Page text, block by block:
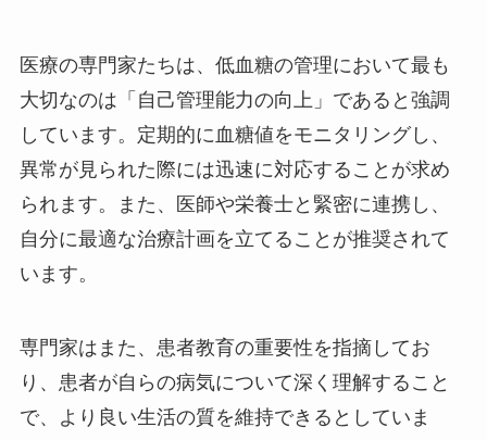
医療の専門家たちは、低血糖の管理において最も
大切なのは「自己管理能力の向上」であると強調
しています。定期的に血糖値をモニタリングし、
異常が見られた際には迅速に対応することが求め
られます。また、医師や栄養士と緊密に連携し、
自分に最適な治療計画を立てることが推奨されて
います。
専門家はまた、患者教育の重要性を指摘してお
り、患者が自らの病気について深く理解すること
で、より良い生活の質を維持できるとしていま